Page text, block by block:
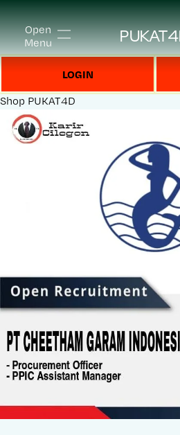
Open
Menu
LOGIN
Shop PUKAT4D